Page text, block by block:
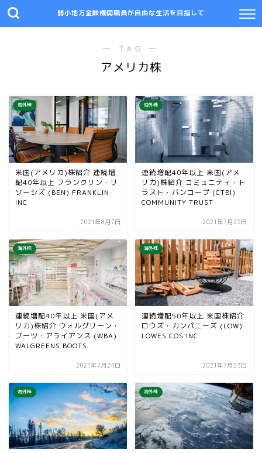
弱小地方金融機関職員が自由な生活を目指して
― TAG ―
アメリカ株
海外株
米国(アメリカ)株紹介 連続増
配40年以上 フランクリン・リ
ソーシズ (BEN) FRANKLIN
INC
2021年8月7日
海外株
連続増配40年以上 米国(アメ
リカ)株紹介 コミュニティ・ト
ラスト・バンコープ (CTBI)
COMMUNITY TRUST
2021年7月25日
海外株
連続増配40年以上 米国(アメ
リカ)株紹介 ウォルグリーン・
ブーツ・アライアンス (WBA)
WALGREENS BOOTS
2021年7月24日
海外株
連続増配50年以上 米国株紹介
ロウズ・カンパニーズ (LOW)
LOWES COS INC
2021年7月23日
海外株 海外株